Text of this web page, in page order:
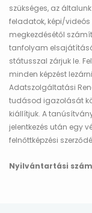
szükséges, az
feladatok, képi/
megkezdésétől
tanfolyam
státusszal zárjuk le.
minden képzést
Adatszolgáltatási
tudásod igazolását
kiállítjuk. A
jelentkezés után egy
felnőttképzési
Nyilvántartási